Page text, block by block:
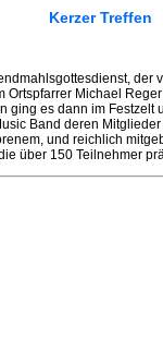
Kerzer Treffen
der
Ortspfarrer Michael
ging es dann im Festzelt
Band deren
und reichlich
über 150 Teilnehmer